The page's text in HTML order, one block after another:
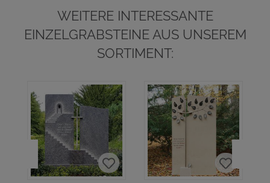
WEITERE INTERESSANTE
EINZELGRABSTEINE AUS UNSEREM
SORTIMENT: